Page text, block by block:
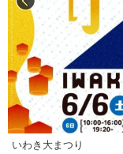
いわき大まつり